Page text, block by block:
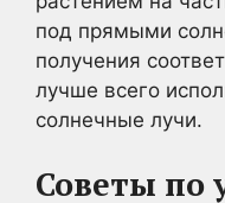
под прямыми
получения
лучше всего
солнечные лучи.
Советы по